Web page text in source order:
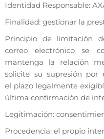
Identidad Responsable:
Finalidad: gestionar la
Principio de limitación
correo electrónico se
mantenga la relación
solicite su supresión
el plazo legalmente
última confirmación de
Legitimación:
Procedencia: el propio